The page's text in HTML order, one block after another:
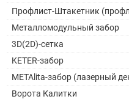
Профлист-Штакетник
Металломодульный забор
3D(2D)-сетка
KETER-забор
METAlita-забор (лазерный
Ворота Калитки